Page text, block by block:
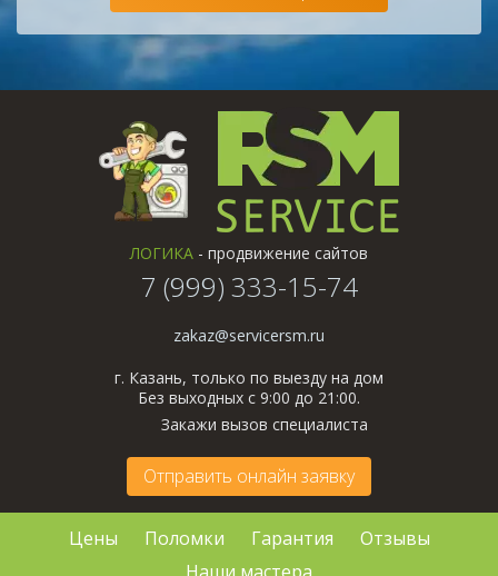
ЛОГИКА - продвижение сайтов
7 (999) 333-15-74
zakaz@servicersm.ru
г. Казань, только по выезду на дом
Без выходных с 9:00 до 21:00.
Закажи вызов специалиста
Отправить онлайн заявку
Цены Поломки Гарантия
Отзывы
Наши мастера